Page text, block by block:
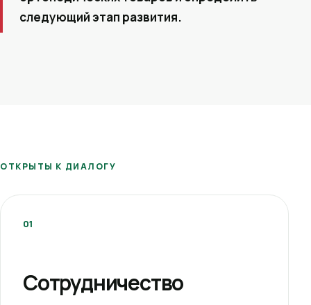
следующий этап развития.
ОТКРЫТЫ К ДИАЛОГУ
01
Сотрудничество